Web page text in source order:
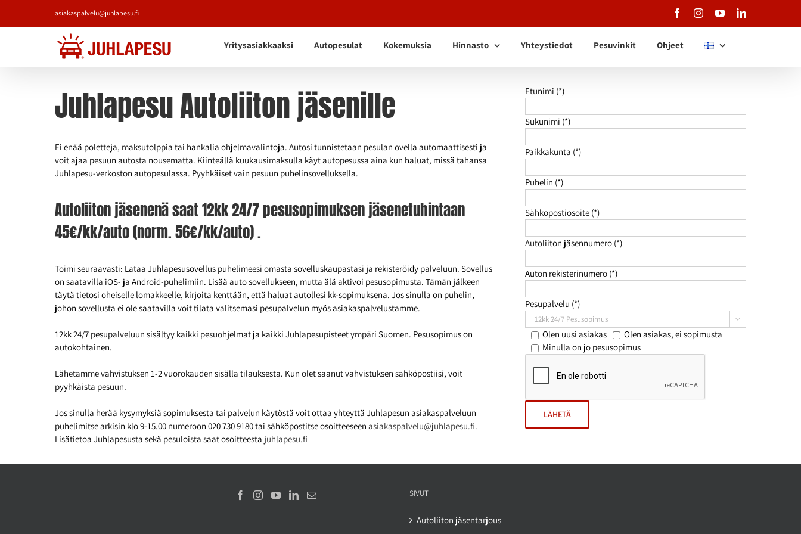
asiakaspalvelu@juhlapesu.fi FacebookInstagramYouTubeLinkedIn
Yritysasiakkaaksi Autopesulat Kokemuksia Hinnasto Yhteystiedot Pesuvinkit Ohjeet
Juhlapesu Autoliiton jäsenille
Ei enää poletteja, maksutolppia tai hankalia ohjelmavalintoja. Autosi tunnistetaan pesulan ovella automaattisesti ja
voit ajaa pesuun autosta nousematta. Kiinteällä kuukausimaksulla käyt autopesussa aina kun haluat, missä tahansa
Juhlapesu-verkoston autopesulassa. Pyyhkäiset vain pesuun puhelinsovelluksella.
Autoliiton jäsenenä saat 12kk 24/7 pesusopimuksen jäsenetuhintaan
45€/kk/auto (norm. 56€/kk/auto) .
Toimi seuraavasti: Lataa Juhlapesusovellus puhelimeesi omasta sovelluskaupastasi ja rekisteröidy palveluun. Sovellus
on saatavilla iOS- ja Android-puhelimiin. Lisää auto sovellukseen, mutta älä aktivoi pesusopimusta. Tämän jälkeen
täytä tietosi oheiselle lomakkeelle, kirjoita kenttään, että haluat autollesi kk-sopimuksena. Jos sinulla on puhelin,
johon sovellusta ei ole saatavilla voit tilata valitsemasi pesupalvelun myös asiakaspalvelustamme.
12kk 24/7 pesupalveluun sisältyy kaikki pesuohjelmat ja kaikki Juhlapesupisteet ympäri Suomen. Pesusopimus on
autokohtainen.
Lähetämme vahvistuksen 1-2 vuorokauden sisällä tilauksesta. Kun olet saanut vahvistuksen sähköpostiisi, voit
pyyhkäistä pesuun.
Jos sinulla herää kysymyksiä sopimuksesta tai palvelun käytöstä voit ottaa yhteyttä Juhlapesun asiakaspalveluun
puhelimitse arkisin klo 9-15.00 numeroon 020 730 9180 tai sähköpostitse osoitteeseen asiakaspalvelu@juhlapesu.fi.
Lisätietoa Juhlapesusta sekä pesuloista saat osoitteesta juhlapesu.fi
Etunimi (*)
Sukunimi (*)
Paikkakunta (*)
Puhelin (*)
Sähköpostiosoite (*)
Autoliiton jäsennumero (*)
Auton rekisterinumero (*)
Pesupalvelu (*)

Olen uusi asiakas
Olen asiakas, ei sopimusta
Minulla on jo pesusopimus
SIVUT
Autoliiton jäsentarjous